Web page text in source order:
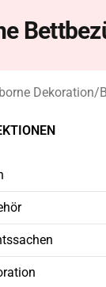
Dekoration/